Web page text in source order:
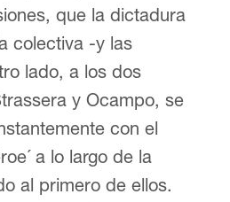
que la dictadura
colectiva -y las
lado, a los dos
y Ocampo, se
con el
a lo largo de la
al primero de ellos.